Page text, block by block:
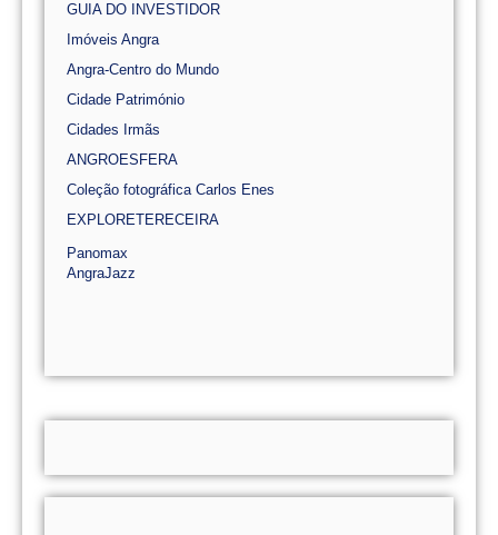
GUIA DO INVESTIDOR
Imóveis Angra
Angra-Centro do Mundo
Cidade Património
Cidades Irmãs
ANGROESFERA
Coleção fotográfica Carlos Enes
EXPLORETERECEIRA
Panomax
AngraJazz